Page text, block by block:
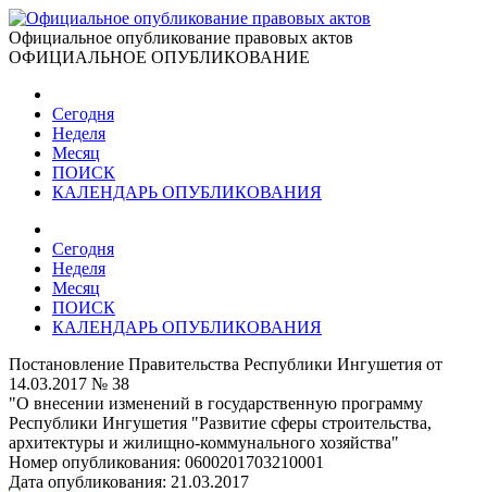
Официальное опубликование правовых актов
ОФИЦИАЛЬНОЕ ОПУБЛИКОВАНИЕ
Сегодня
Неделя
Месяц
ПОИСК
КАЛЕНДАРЬ ОПУБЛИКОВАНИЯ
Сегодня
Неделя
Месяц
ПОИСК
КАЛЕНДАРЬ ОПУБЛИКОВАНИЯ
Постановление Правительства Республики Ингушетия от
14.03.2017 № 38
"О внесении изменений в государственную программу
Республики Ингушетия "Развитие сферы строительства,
архитектуры и жилищно-коммунального хозяйства"
Номер опубликования: 0600201703210001
Дата опубликования: 21.03.2017